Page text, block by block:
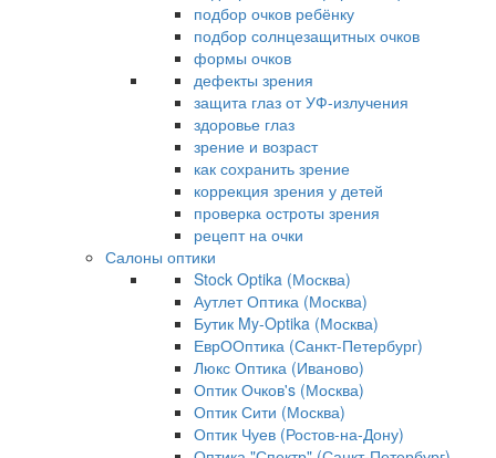
подбор очков ребёнку
подбор солнцезащитных очков
формы очков
дефекты зрения
защита глаз от УФ-излучения
здоровье глаз
зрение и возраст
как сохранить зрение
коррекция зрения у детей
проверка остроты зрения
рецепт на очки
Салоны оптики
Stock Optika (Москва)
Аутлет Оптика (Москва)
Бутик My-Optika (Москва)
ЕврООптика (Санкт-Петербург)
Люкс Оптика (Иваново)
Оптик Очков's (Москва)
Оптик Сити (Москва)
Оптик Чуев (Ростов-на-Дону)